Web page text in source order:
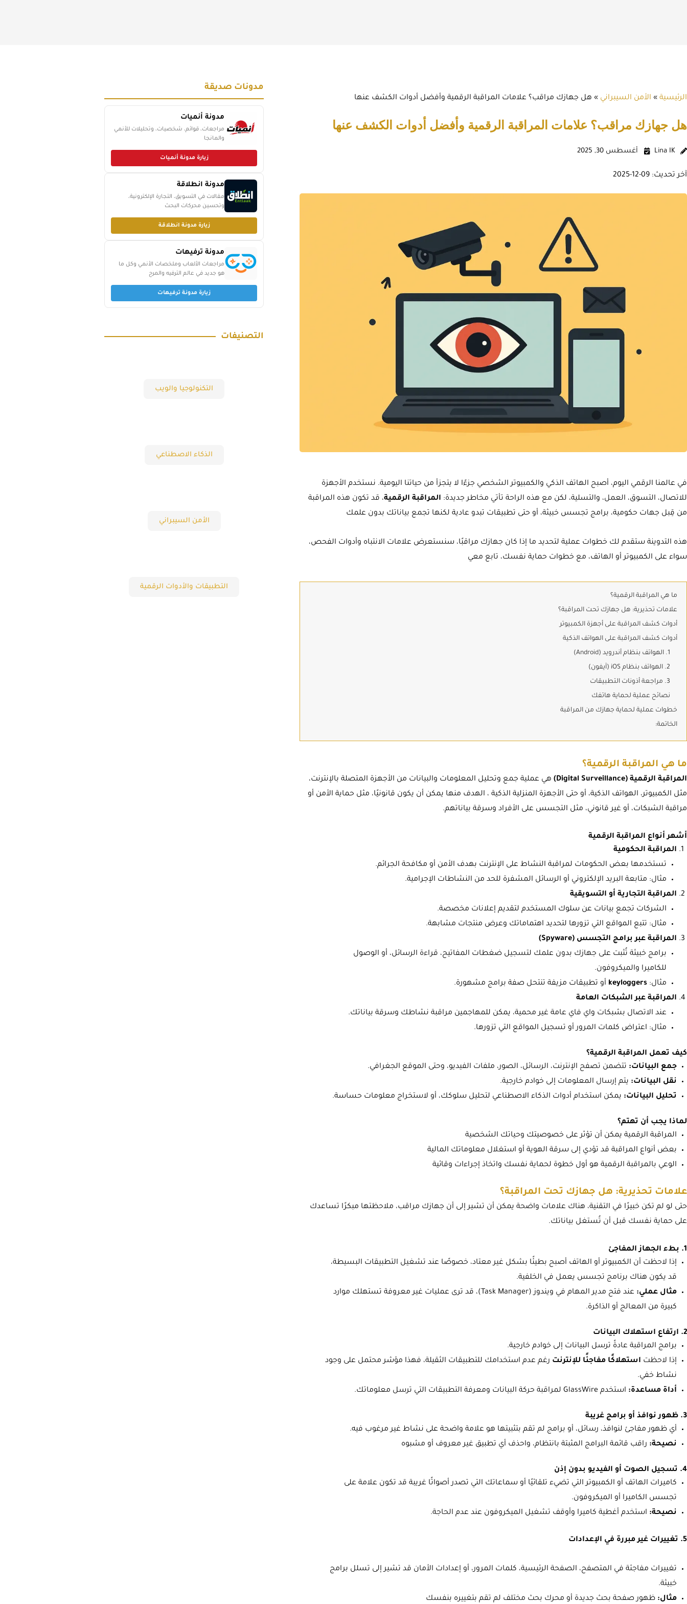
الرئيسية » الأمن السيبراني » هل جهازك مراقب؟ علامات المراقبة الرقمية وأفضل أدوات الكشف عنها
هل جهازك مراقب؟ علامات المراقبة الرقمية وأفضل أدوات الكشف عنها
Lina IK أغسطس 30, 2025
آخر تحديث: 09-12-2025
في عالمنا الرقمي اليوم، أصبح الهاتف الذكي والكمبيوتر الشخصي جزءًا لا يتجزأ من حياتنا اليومية. نستخدم الأجهزة
للاتصال، التسوق، العمل، والتسلية، لكن مع هذه الراحة تأتي مخاطر جديدة: المراقبة الرقمية، قد تكون هذه المراقبة
من قِبل جهات حكومية، برامج تجسس خبيثة، أو حتى تطبيقات تبدو عادية لكنها تجمع بياناتك بدون علمك
هذه التدوينة ستقدم لك خطوات عملية لتحديد ما إذا كان جهازك مراقبًا، سنستعرض علامات الانتباه وأدوات الفحص،
سواء على الكمبيوتر أو الهاتف، مع خطوات حماية نفسك، تابع معي
ما هي المراقبة الرقمية؟
علامات تحذيرية: هل جهازك تحت المراقبة؟
أدوات كشف المراقبة على أجهزة الكمبيوتر
أدوات كشف المراقبة على الهواتف الذكية
1. الهواتف بنظام أندرويد (Android)
2. الهواتف بنظام iOS (آيفون)
3. مراجعة أذونات التطبيقات
نصائح عملية لحماية هاتفك
خطوات عملية لحماية جهازك من المراقبة
الخاتمة:
ما هي المراقبة الرقمية؟
المراقبة الرقمية (Digital Surveillance)
هي عملية جمع وتحليل المعلومات والبيانات من الأجهزة المتصلة بالإنترنت،
مثل الكمبيوتر، الهواتف الذكية، أو حتى الأجهزة المنزلية الذكية ، الهدف منها يمكن أن يكون قانونيًا، مثل حماية الأمن أو
مراقبة الشبكات، أو غير قانوني، مثل التجسس على الأفراد وسرقة بياناتهم.
أشهر أنواع المراقبة الرقمية
المراقبة الحكومية
تستخدمها بعض الحكومات لمراقبة النشاط على الإنترنت بهدف الأمن أو مكافحة الجرائم.
مثال: متابعة البريد الإلكتروني أو الرسائل المشفرة للحد من النشاطات الإجرامية.
المراقبة التجارية أو التسويقية
الشركات تجمع بيانات عن سلوك المستخدم لتقديم إعلانات مخصصة.
مثال: تتبع المواقع التي تزورها لتحديد اهتماماتك وعرض منتجات مشابهة.
المراقبة عبر برامج التجسس (Spyware)
برامج خبيثة تُثبت على جهازك بدون علمك لتسجيل ضغطات المفاتيح، قراءة الرسائل، أو الوصول
للكاميرا والميكروفون.
مثال: keyloggers أو تطبيقات مزيفة تنتحل صفة برامج مشهورة.
المراقبة عبر الشبكات العامة
عند الاتصال بشبكات واي فاي عامة غير محمية، يمكن للمهاجمين مراقبة نشاطك وسرقة بياناتك.
مثال: اعتراض كلمات المرور أو تسجيل المواقع التي تزورها.
كيف تعمل المراقبة الرقمية؟
جمع البيانات: تتضمن تصفح الإنترنت، الرسائل، الصور، ملفات الفيديو، وحتى الموقع الجغرافي.
نقل البيانات: يتم إرسال المعلومات إلى خوادم خارجية.
تحليل البيانات: يمكن استخدام أدوات الذكاء الاصطناعي لتحليل سلوكك، أو لاستخراج معلومات حساسة.
لماذا يجب أن تهتم؟
المراقبة الرقمية يمكن أن تؤثر على خصوصيتك وحياتك الشخصية
بعض أنواع المراقبة قد تؤدي إلى سرقة الهوية أو استغلال معلوماتك المالية
الوعي بالمراقبة الرقمية هو أول خطوة لحماية نفسك واتخاذ إجراءات وقائية
علامات تحذيرية: هل جهازك تحت المراقبة؟
حتى لو لم تكن خبيرًا في التقنية، هناك علامات واضحة يمكن أن تشير إلى أن جهازك مراقب، ملاحظتها مبكرًا تساعدك
على حماية نفسك قبل أن تُستغل بياناتك.
1. بطء الجهاز المفاجئ
إذا لاحظت أن الكمبيوتر أو الهاتف أصبح بطيئًا بشكل غير معتاد، خصوصًا عند تشغيل التطبيقات البسيطة،
قد يكون هناك برنامج تجسس يعمل في الخلفية.
مثال عملي:
عند فتح مدير المهام في ويندوز (Task Manager)، قد ترى عمليات غير معروفة تستهلك موارد
كبيرة من المعالج أو الذاكرة.
2. ارتفاع استهلاك البيانات
برامج المراقبة عادةً ترسل البيانات إلى خوادم خارجية.
إذا لاحظت استهلاكًا مفاجئًا للإنترنت رغم عدم استخدامك للتطبيقات الثقيلة، فهذا مؤشر محتمل على وجود
نشاط خفي.
أداة مساعدة: استخدم GlassWire لمراقبة حركة البيانات ومعرفة التطبيقات التي ترسل معلوماتك.
3. ظهور نوافذ أو برامج غريبة
أي ظهور مفاجئ لنوافذ، رسائل، أو برامج لم تقم بتثبيتها هو علامة واضحة على نشاط غير مرغوب فيه.
نصيحة: راقب قائمة البرامج المثبتة بانتظام، واحذف أي تطبيق غير معروف أو مشبوه
4. تسجيل الصوت أو الفيديو بدون إذن
كاميرات الهاتف أو الكمبيوتر التي تضيء تلقائيًا أو سماعاتك التي تصدر أصواتًا غريبة قد تكون علامة على
تجسس الكاميرا أو الميكروفون.
نصيحة: استخدم أغطية كاميرا وأوقف تشغيل الميكروفون عند عدم الحاجة.
5. تغييرات غير مبررة في الإعدادات
تغييرات مفاجئة في المتصفح، الصفحة الرئيسية، كلمات المرور، أو إعدادات الأمان قد تشير إلى تسلل برامج
خبيثة.
مثال: ظهور صفحة بحث جديدة أو محرك بحث مختلف لم تقم بتغييره بنفسك
مدونات صديقة
مدونة أنميات
مراجعات، قوائم، شخصيات، وتحليلات للأنمي
والمانجا
زيارة مدونة أنميات
مدونة انطلاقة
مقالات في التسويق، التجارة الإلكترونية،
وتحسين محركات البحث
زيارة مدونة انطلاقة
مدونة ترفيهات
مراجعات الألعاب وملخصات الأنمي وكل ما
هو جديد في عالم الترفيه والمرح
زيارة مدونة ترفيهات
التصنيفات
التكنولوجيا والويب
الذكاء الاصطناعي
الأمن السيبراني
التطبيقات والأدوات الرقمية